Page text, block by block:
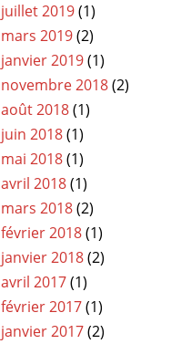
juillet 2019(1)
mars 2019(2)
janvier 2019(1)
novembre 2018(2)
août 2018(1)
juin 2018(1)
mai 2018(1)
avril 2018(1)
mars 2018(2)
février 2018(1)
janvier 2018(2)
avril 2017(1)
février 2017(1)
janvier 2017(2)